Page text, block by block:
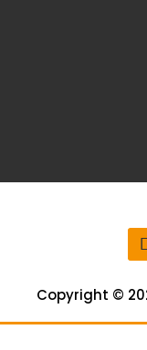
Copyright ©